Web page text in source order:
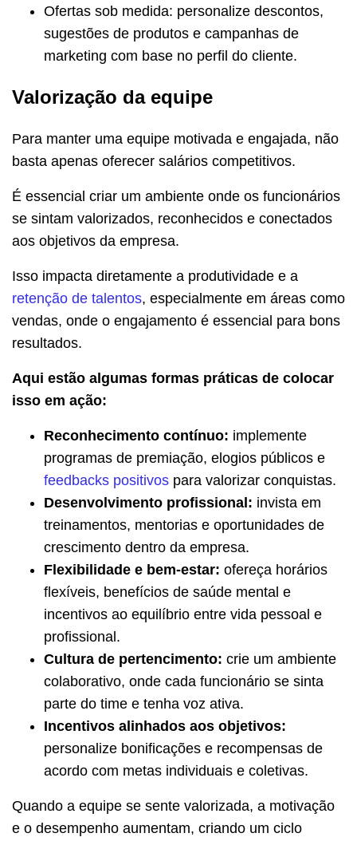
Ofertas sob medida: personalize descontos,
sugestões de produtos e campanhas de
marketing com base no perfil do cliente.
Valorização da equipe
Para manter uma equipe motivada e engajada, não
basta apenas oferecer salários competitivos.
É essencial criar um ambiente onde os funcionários
se sintam valorizados, reconhecidos e conectados
aos objetivos da empresa.
Isso impacta diretamente a produtividade e a
retenção de talentos, especialmente em áreas como
vendas, onde o engajamento é essencial para bons
resultados.
Aqui estão algumas formas práticas de colocar
isso em ação:
Reconhecimento contínuo: implemente
programas de premiação, elogios públicos e
feedbacks positivos para valorizar conquistas.
Desenvolvimento profissional: invista em
treinamentos, mentorias e oportunidades de
crescimento dentro da empresa.
Flexibilidade e bem-estar: ofereça horários
flexíveis, benefícios de saúde mental e
incentivos ao equilíbrio entre vida pessoal e
profissional.
Cultura de pertencimento: crie um ambiente
colaborativo, onde cada funcionário se sinta
parte do time e tenha voz ativa.
Incentivos alinhados aos objetivos:
personalize bonificações e recompensas de
acordo com metas individuais e coletivas.
Quando a equipe se sente valorizada, a motivação
e o desempenho aumentam, criando um ciclo